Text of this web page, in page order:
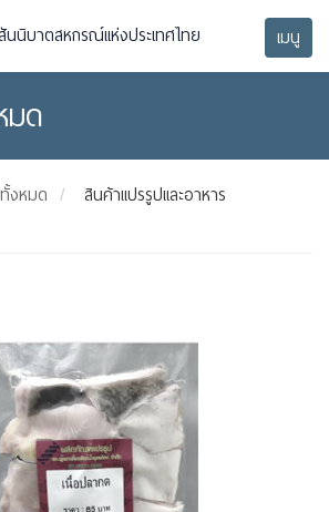
นนิบาตสหกรณ์แห่งประเทศไทย เมนู
ด
งหมด สินค้าแปรรูปและอาหาร